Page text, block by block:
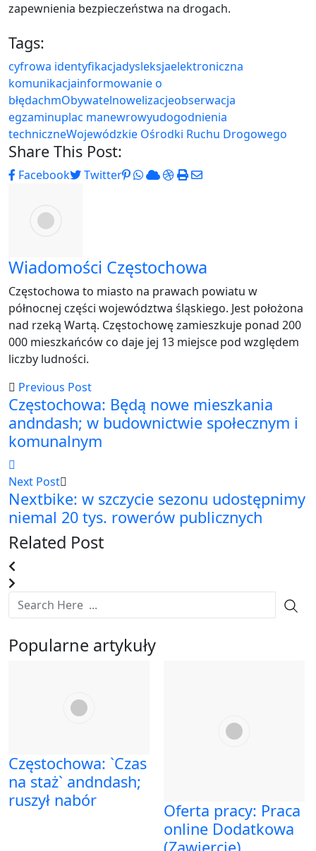
zapewnienia bezpieczeństwa na drogach.
Tags:
cyfrowa identyfikacjadysleksjaelektroniczna
komunikacjainformowanie o
błędachmObywatelnowelizacjeobserwacja
egzaminuplac manewrowyudogodnienia
techniczneWojewódzkie Ośrodki Ruchu Drogowego
Share This Post:
Facebook Twitter Pinterest
Whatsapp
CloudStumbleUpon
PrintShare
Wiadomości Częstochowa
Częstochowa to miasto na prawach powiatu w
północnej części województwa śląskiego. Jest położona
nad rzeką Wartą. Częstochowę zamieszkuje ponad 200
000 mieszkańców co daje jej 13 miejsce pod względem
liczby ludności.
Previous Post
Częstochowa: Będą nowe mieszkania
andndash; w budownictwie społecznym i
komunalnym
Next Post
Nextbike: w szczycie sezonu udostępnimy
niemal 20 tys. rowerów publicznych
Related Post
Popularne artykuły
Częstochowa: `Czas
na staż` andndash;
ruszył nabór
Oferta pracy: Praca
online Dodatkowa